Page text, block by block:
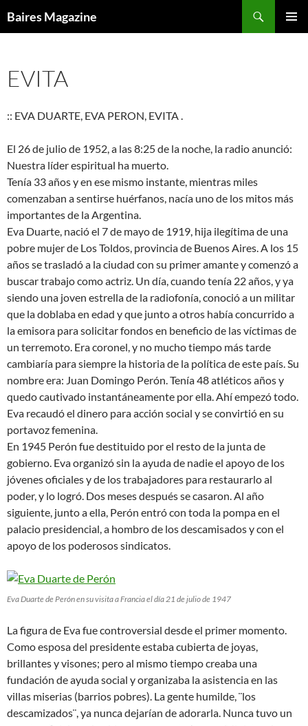
Baires Magazine
EVITA
:: EVA DUARTE, EVA PERON, EVITA .
El 26 de julio de 1952, a las 8:25 de la noche, la radio anunció:
Nuestra líder espiritual ha muerto.
Tenía 33 años y en ese mismo instante, mientras miles
comenzaban a sentirse huérfanos, nacía uno de los mitos más
importantes de la Argentina.
Eva Duarte, nació el 7 de mayo de 1919, hija ilegítima de una
pobre mujer de Los Toldos, provincia de Buenos Aires. A los 15
años se trasladó a la ciudad con su primer amante y comenzó a
buscar trabajo como actriz. Un día, cuando tenía 22 años, y ya
siendo una joven estrella de la radiofonía, conoció a un militar
que la doblaba en edad y que junto a otros había concurrido a
la emisora para solicitar fondos en beneficio de las víctimas de
un terremoto. Era coronel, y no mucho tiempo más tarde
cambiaría para siempre la historia de la política de este país. Su
nombre era: Juan Domingo Perón. Tenía 48 atléticos años y
quedo cautivado instantáneamente por ella. Ahí empezó todo.
Eva recaudó el dinero para acción social y se convirtió en su
portavoz femenina.
En 1945 Perón fue destituido por el resto de la junta de
gobierno. Eva organizó sin la ayuda de nadie el apoyo de los
jóvenes oficiales y de los trabajadores para restaurarlo al
poder, y lo logró. Dos meses después se casaron. Al año
siguiente, junto a ella, Perón entró con toda la pompa en el
palacio presidencial, a hombro de los descamisados y con el
apoyo de los poderosos sindicatos.
Eva Duarte de Perón en su visita a Francia el día21 de julio de 1947
La figura de Eva fue controversial desde el primer momento.
Como esposa del presidente estaba cubierta de joyas,
brillantes y visones; pero al mismo tiempo creaba una
fundación de ayuda social y organizaba la asistencia en las
villas miserias (barrios pobres). La gente humilde, ¨los
descamizados¨, ya nunca dejarían de adorarla. Nunca tuvo un